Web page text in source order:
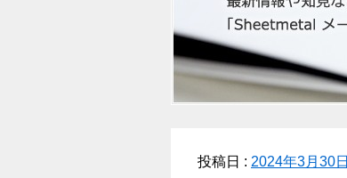
投稿日 : 2024年3月30日